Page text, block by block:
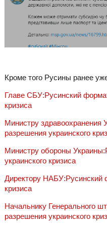
Кроме того Русины ранее
Главе СБУ:Русинский
кризиса
Министру здравоохранения
разрешения украинского
Министру обороны
украинского кризиса
Директору НАБУ:Русинский
кризиса
Начальнику Генерального
разрешения украинского